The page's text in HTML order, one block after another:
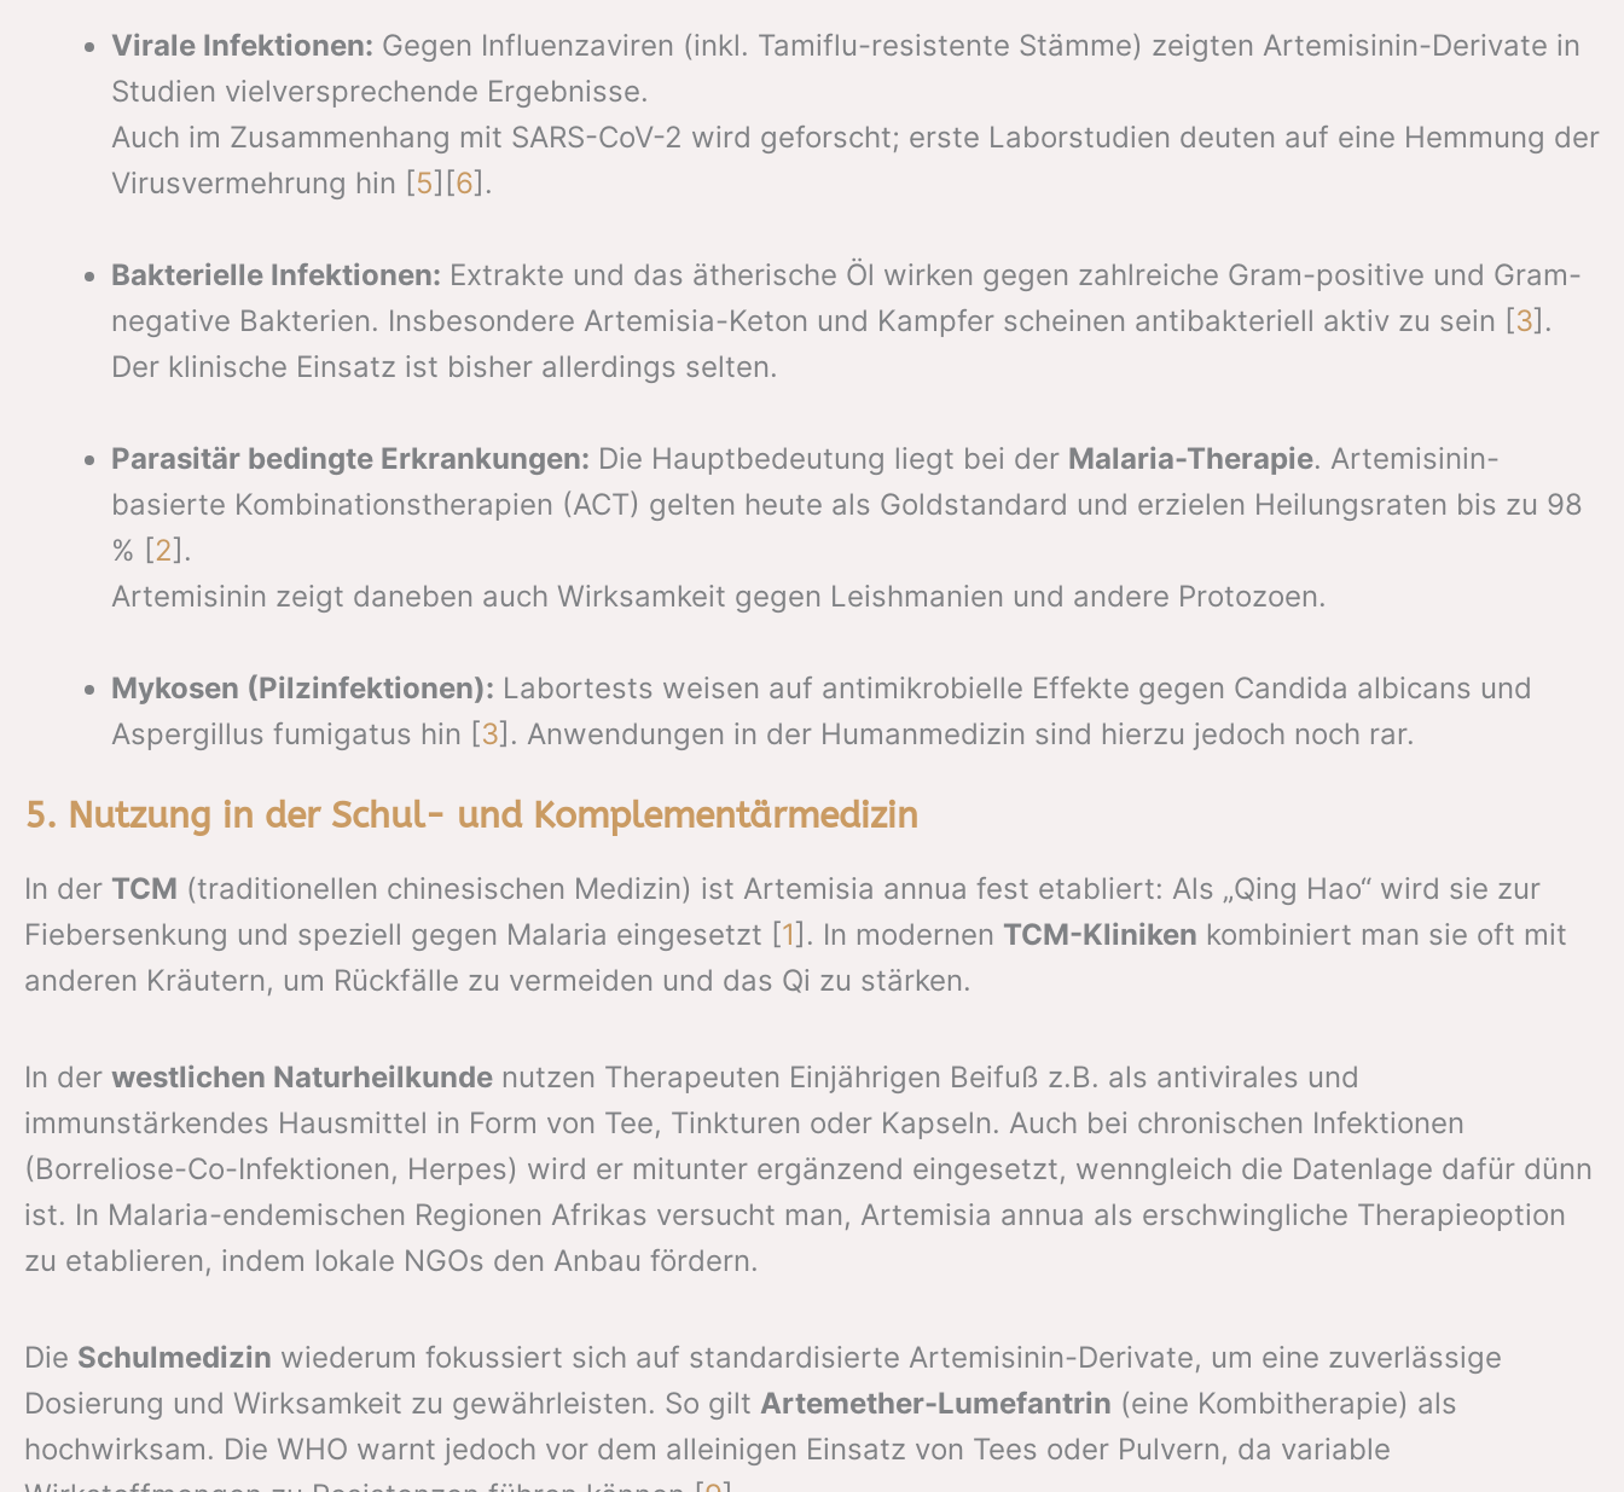
Virale Infektionen: Gegen Influenzaviren (inkl. Tamiflu-resistente Stämme) zeigten Artemisinin-Derivate in
Studien vielversprechende Ergebnisse.
Auch im Zusammenhang mit SARS-CoV-2 wird geforscht; erste Laborstudien deuten auf eine Hemmung der
Virusvermehrung hin [5][6].
Bakterielle Infektionen: Extrakte und das ätherische Öl wirken gegen zahlreiche Gram-positive und Gram-
negative Bakterien. Insbesondere Artemisia-Keton und Kampfer scheinen antibakteriell aktiv zu sein [3].
Der klinische Einsatz ist bisher allerdings selten.
Parasitär bedingte Erkrankungen: Die Hauptbedeutung liegt bei der Malaria-Therapie. Artemisinin-
basierte Kombinationstherapien (ACT) gelten heute als Goldstandard und erzielen Heilungsraten bis zu 98
% [2].
Artemisinin zeigt daneben auch Wirksamkeit gegen Leishmanien und andere Protozoen.
Mykosen (Pilzinfektionen): Labortests weisen auf antimikrobielle Effekte gegen Candida albicans und
Aspergillus fumigatus hin [3]. Anwendungen in der Humanmedizin sind hierzu jedoch noch rar.
5. Nutzung in der Schul- und Komplementärmedizin
In der TCM (traditionellen chinesischen Medizin) ist Artemisia annua fest etabliert: Als „Qing Hao“ wird sie zur
Fiebersenkung und speziell gegen Malaria eingesetzt [1]. In modernen TCM-Kliniken kombiniert man sie oft mit
anderen Kräutern, um Rückfälle zu vermeiden und das Qi zu stärken.
In der westlichen Naturheilkunde nutzen Therapeuten Einjährigen Beifuß z.B. als antivirales und
immunstärkendes Hausmittel in Form von Tee, Tinkturen oder Kapseln. Auch bei chronischen Infektionen
(Borreliose-Co-Infektionen, Herpes) wird er mitunter ergänzend eingesetzt, wenngleich die Datenlage dafür dünn
ist. In Malaria-endemischen Regionen Afrikas versucht man, Artemisia annua als erschwingliche Therapieoption
zu etablieren, indem lokale NGOs den Anbau fördern.
Die Schulmedizin wiederum fokussiert sich auf standardisierte Artemisinin-Derivate, um eine zuverlässige
Dosierung und Wirksamkeit zu gewährleisten. So gilt Artemether-Lumefantrin (eine Kombitherapie) als
hochwirksam. Die WHO warnt jedoch vor dem alleinigen Einsatz von Tees oder Pulvern, da variable